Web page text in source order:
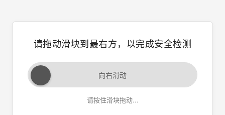
请拖动滑块到最右方，以完成安全检测
向右滑动
请按住滑块拖动...